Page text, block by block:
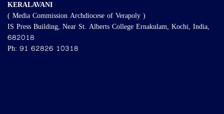
KERALAVANI
( Media Commission Archdiocese of Verapoly )
IS Press Building, Near St. Alberts College Ernakulam, Kochi, India,
682018
Ph: 91 62826 10318